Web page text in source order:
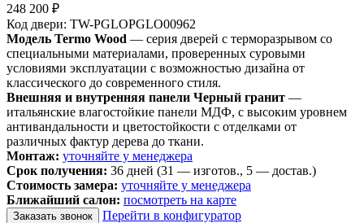
248 200 ₽
Код двери: TW-PGLOPGLO00962
Модель Termo Wood — серия дверей с терморазрывом со
специальными материалами, проверенных суровыми
условиями эксплуатации с возможностью дизайна от
классического до современного стиля.
Внешняя и внутренняя панели Черный гранит —
итальянские влагостойкие панели МДФ, с высоким уровнем
антивандальности и цветостойкости с отделками от
различных фактур дерева до ткани.
Монтаж: уточняйте у менеджера
Срок получения: 36 дней (31 — изготов., 5 — достав.)
Стоимость замера: уточняйте у менеджера
Ближайший салон: посмотреть на карте
Заказать звонок
Перейти в конфигуратор